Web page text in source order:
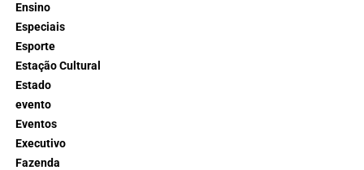
Ensino
Especiais
Esporte
Estação Cultural
Estado
evento
Eventos
Executivo
Fazenda